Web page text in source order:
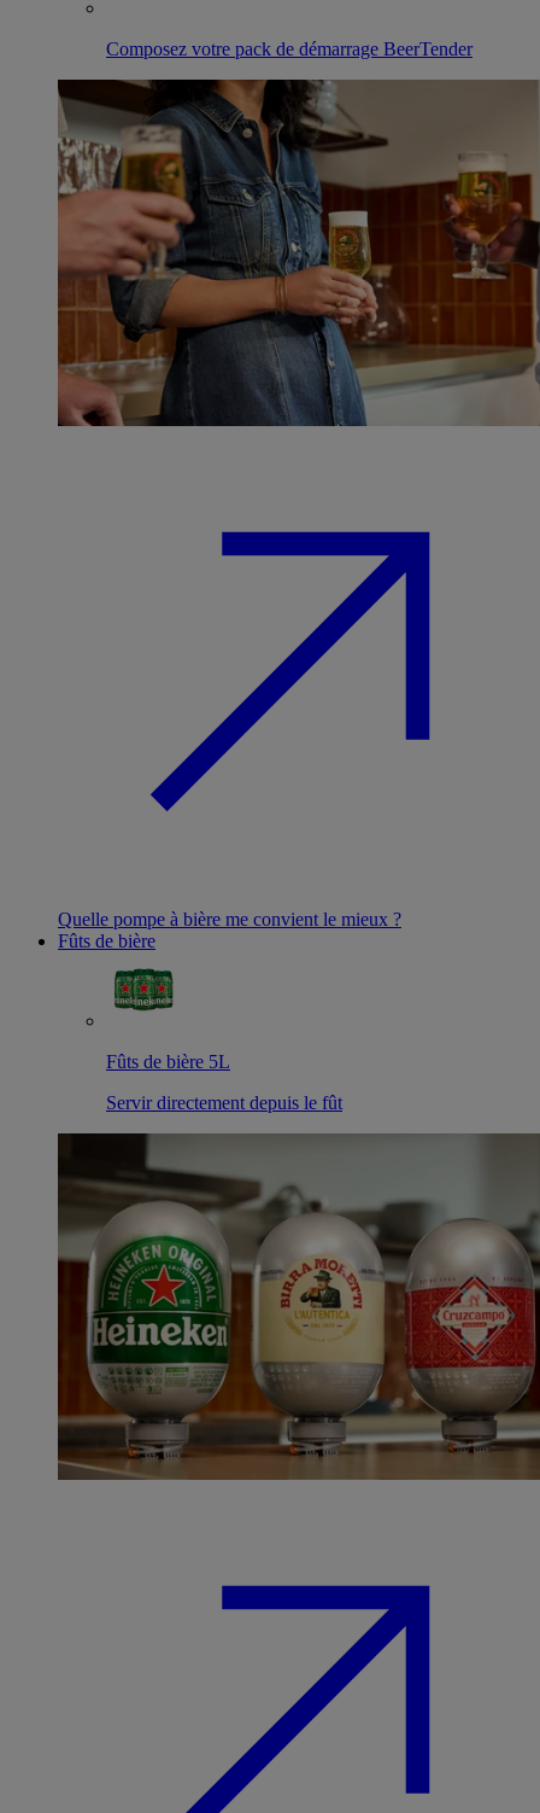
Composez votre pack de démarrage BeerTender
Quelle pompe à bière me convient le mieux ?
Fûts de bière
Fûts de bière 5L
Servir directement depuis le fût